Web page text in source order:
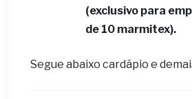
(exclusivo para
de 10 marmitex).
Segue abaixo cardápio e